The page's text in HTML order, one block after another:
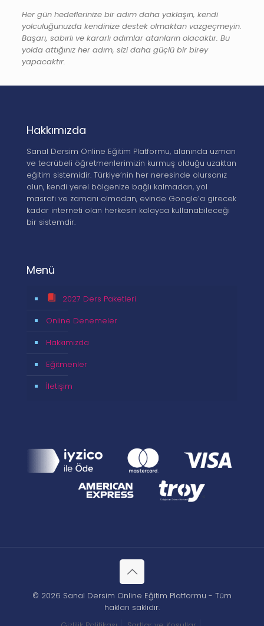
Her gün hedeflerinize bir adım daha yaklaşın, kendi
yolculuğunuzda kendinize destek olmaktan vazgeçmeyin.
Başarı, sabırlı ve kararlı adımlar atanların olacaktır. Bu
yolda attığınız her adım, sizi daha güçlü bir birey
yapacaktır.
Hakkımızda
Sanal Dersim Online Eğitim Platformu, alanında uzman
ve tecrübeli öğretmenlerimizin kurmuş olduğu uzaktan
eğitim sistemidir. Türkiye’nin her neresinde olursanız
olun, kendi yerel bölgenize bağlı kalmadan, yol
masrafı ve zamanı olmadan, evinde Google’a girecek
kadar interneti olan herkesin kolayca kullanabileceği
bir sistemdir.
Menü
2027 Ders Paketleri
Online Denemeler
Hakkımızda
Eğitmenler
İletişim
© 2026 Sanal Dersim Online Eğitim Platformu - Tüm
hakları saklıdır.